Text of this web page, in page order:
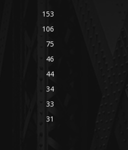
153
106
75
46
44
34
33
31